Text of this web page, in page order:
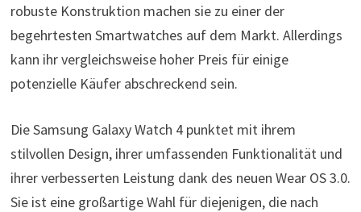
robuste Konstruktion machen sie zu einer der
begehrtesten Smartwatches auf dem Markt. Allerdings
kann ihr vergleichsweise hoher Preis für einige
potenzielle Käufer abschreckend sein.
Die Samsung Galaxy Watch 4 punktet mit ihrem
stilvollen Design, ihrer umfassenden Funktionalität und
ihrer verbesserten Leistung dank des neuen Wear OS 3.0.
Sie ist eine großartige Wahl für diejenigen, die nach